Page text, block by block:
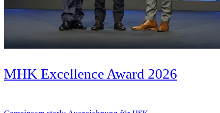
MHK Excellence Award 2026